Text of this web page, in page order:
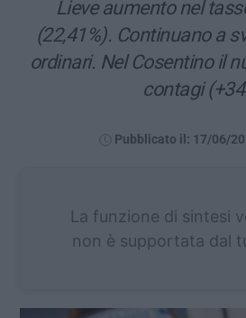
Lieve aumento nel
(22,41%). Continuano a
ordinari. Nel Cosentino il
contagi
Pubblicato il: 17/06/
La funzione di sintesi
non è supportata dal